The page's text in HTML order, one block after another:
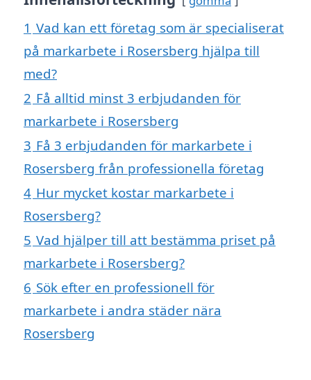
1 Vad kan ett företag som är specialiserat
på markarbete i Rosersberg hjälpa till
med?
2 Få alltid minst 3 erbjudanden för
markarbete i Rosersberg
3 Få 3 erbjudanden för markarbete i
Rosersberg från professionella företag
4 Hur mycket kostar markarbete i
Rosersberg?
5 Vad hjälper till att bestämma priset på
markarbete i Rosersberg?
6 Sök efter en professionell för
markarbete i andra städer nära
Rosersberg